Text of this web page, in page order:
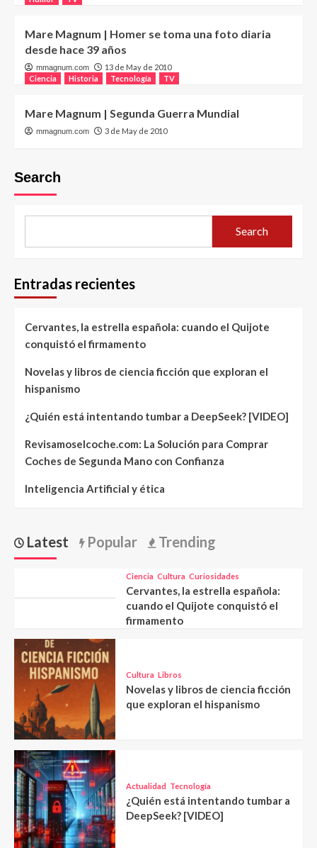
Mare Magnum | Homer se toma una foto diaria
desde hace 39 años
mmagnum.com
13 de May de 2010
Ciencia
Historia Tecnología TV
Mare Magnum | Segunda Guerra Mundial
mmagnum.com 3 de May de 2010
Search
Search
Entradas recientes
Cervantes, la estrella española: cuando el Quijote
conquistó el firmamento
Novelas y libros de ciencia ficción que exploran el
hispanismo
¿Quién está intentando tumbar a DeepSeek? [VIDEO]
Revisamoselcoche.com: La Solución para Comprar
Coches de Segunda Mano con Confianza
Inteligencia Artificial y ética
Latest Popular Trending
Ciencia Cultura Curiosidades
Cervantes, la estrella española:
cuando el Quijote conquistó el
firmamento
Cultura Libros
Novelas y libros de ciencia ficción
que exploran el hispanismo
Actualidad Tecnología
¿Quién está intentando tumbar a
DeepSeek? [VIDEO]